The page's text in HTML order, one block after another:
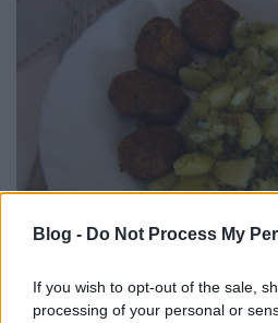
Blog - Do Not Process My
If you wish to opt-out of the sale,
processing of your personal or
Fasírt, zsemle
BeckZsu •2019. június 25.